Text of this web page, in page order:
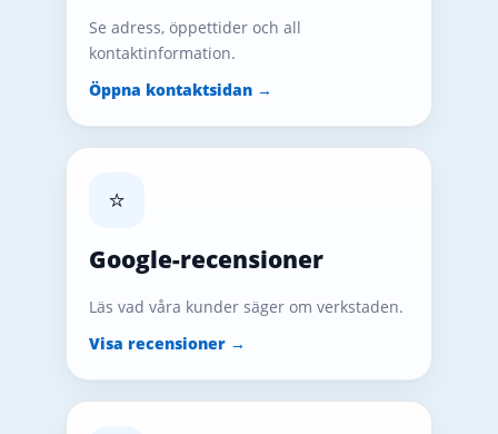
Se adress, öppettider och all
kontaktinformation.
Öppna kontaktsidan →
⭐
Google-recensioner
Läs vad våra kunder säger om verkstaden.
Visa recensioner →